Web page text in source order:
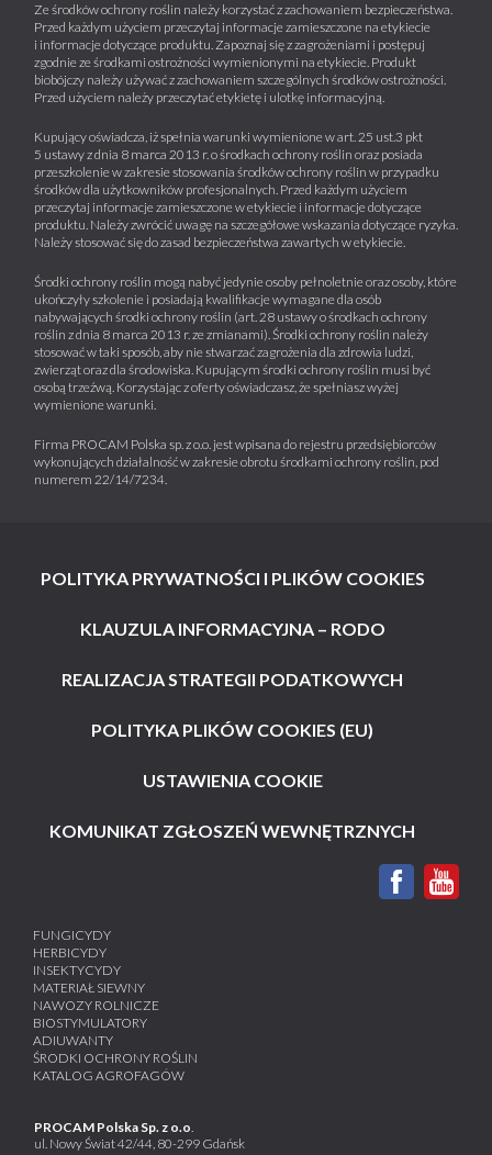
Ze środków ochrony roślin należy korzystać z zachowaniem bezpieczeństwa.
Przed każdym użyciem przeczytaj informacje zamieszczone na etykiecie
i informacje dotyczące produktu. Zapoznaj się z zagrożeniami i postępuj
zgodnie ze środkami ostrożności wymienionymi na etykiecie. Produkt
biobójczy należy używać z zachowaniem szczególnych środków ostrożności.
Przed użyciem należy przeczytać etykietę i ulotkę informacyjną.
Kupujący oświadcza, iż spełnia warunki wymienione w art. 25 ust.3 pkt
5 ustawy z dnia 8 marca 2013 r. o środkach ochrony roślin oraz posiada
przeszkolenie w zakresie stosowania środków ochrony roślin w przypadku
środków dla użytkowników profesjonalnych. Przed każdym użyciem
przeczytaj informacje zamieszczone w etykiecie i informacje dotyczące
produktu. Należy zwrócić uwagę na szczegółowe wskazania dotyczące ryzyka.
Należy stosować się do zasad bezpieczeństwa zawartych w etykiecie.
Środki ochrony roślin mogą nabyć jedynie osoby pełnoletnie oraz osoby, które
ukończyły szkolenie i posiadają kwalifikacje wymagane dla osób
nabywających środki ochrony roślin (art. 28 ustawy o środkach ochrony
roślin z dnia 8 marca 2013 r. ze zmianami). Środki ochrony roślin należy
stosować w taki sposób, aby nie stwarzać zagrożenia dla zdrowia ludzi,
zwierząt oraz dla środowiska. Kupującym środki ochrony roślin musi być
osobą trzeźwą. Korzystając z oferty oświadczasz, że spełniasz wyżej
wymienione warunki.
Firma PROCAM Polska sp. z o.o. jest wpisana do rejestru przedsiębiorców
wykonujących działalność w zakresie obrotu środkami ochrony roślin, pod
numerem 22/14/7234.
POLITYKA PRYWATNOŚCI I PLIKÓW COOKIES
KLAUZULA INFORMACYJNA – RODO
REALIZACJA STRATEGII PODATKOWYCH
POLITYKA PLIKÓW COOKIES (EU)
USTAWIENIA COOKIE
KOMUNIKAT ZGŁOSZEŃ WEWNĘTRZNYCH
FUNGICYDY
HERBICYDY
INSEKTYCYDY
MATERIAŁ SIEWNY
NAWOZY ROLNICZE
BIOSTYMULATORY
ADIUWANTY
ŚRODKI OCHRONY ROŚLIN
KATALOG AGROFAGÓW
PROCAM Polska Sp. z o.o.
ul. Nowy Świat 42/44, 80-299 Gdańsk